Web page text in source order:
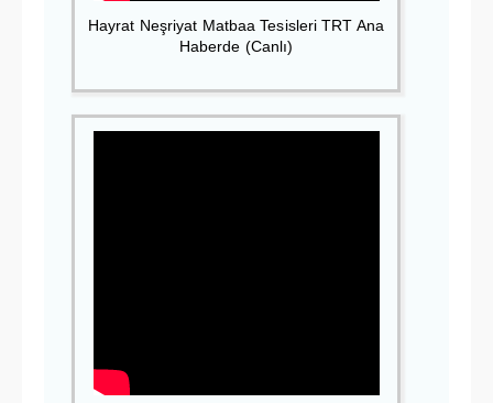
Hayrat Neşriyat Matbaa Tesisleri TRT Ana
Haberde (Canlı)